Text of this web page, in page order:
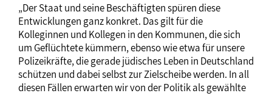
„Der Staat und seine Beschäftigten spüren diese
Entwicklungen ganz konkret. Das gilt für die
Kolleginnen und Kollegen in den Kommunen, die sich
um Geflüchtete kümmern, ebenso wie etwa für unsere
Polizeikräfte, die gerade jüdisches Leben in Deutschland
schützen und dabei selbst zur Zielscheibe werden. In all
diesen Fällen erwarten wir von der Politik als gewählte